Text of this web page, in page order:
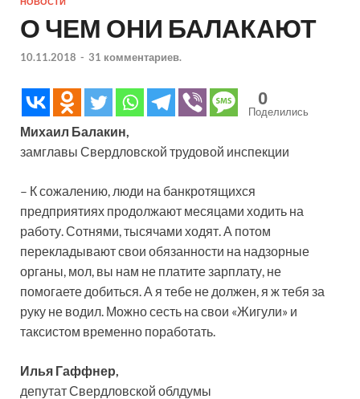
О ЧЕМ ОНИ БАЛАКАЮТ
10.11.2018 - 31 комментариев.
0
Поделились
Михаил Балакин,
замглавы Свердловской трудовой инспекции
– К сожалению, люди на банкротящихся
предприятиях продолжают месяцами ходить на
работу. Сотнями, тысячами ходят. А потом
перекладывают свои обязанности на надзорные
органы, мол, вы нам не платите зарплату, не
помогаете добиться. А я тебе не должен, я ж тебя за
руку не водил. Можно сесть на свои «Жигули» и
таксистом временно поработать.
Илья Гаффнер,
депутат Свердловской облдумы